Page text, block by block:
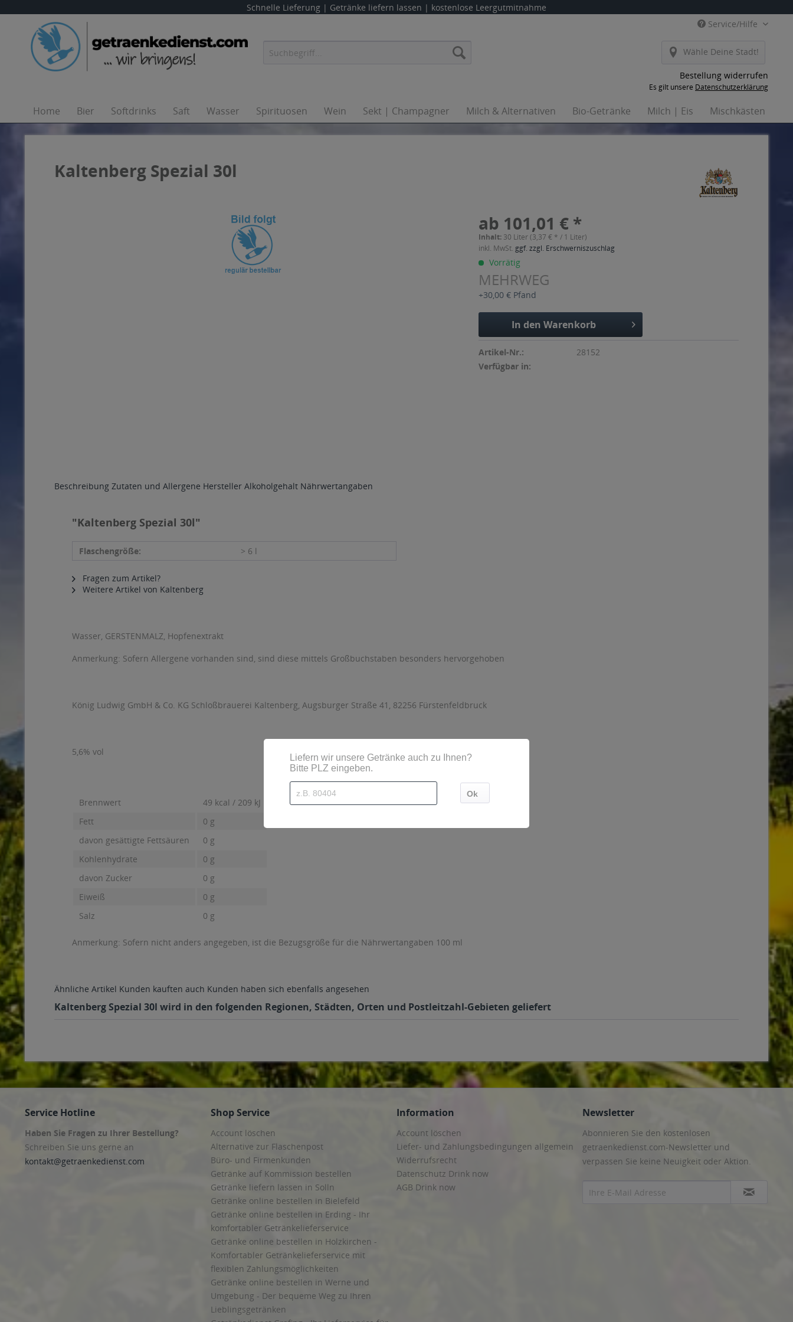
Schnelle Lieferung | Getränke liefern lassen | kostenlose Leergutmitnahme
Service/Hilfe
Wähle Deine Stadt!
Bestellung widerrufen
Es gilt unsere Datenschutzerklärung
Home Bier Softdrinks Saft Wasser Spirituosen Wein Sekt | Champagner Milch & Alternativen Bio-Getränke Milch | Eis Mischkästen
Kaltenberg Spezial 30l
ab 101,01 € *
Inhalt: 30 Liter (3,37 € * / 1 Liter)
inkl. MwSt. ggf. zzgl. Erschwerniszuschlag
Vorrätig
MEHRWEG
+30,00 € Pfand
In den Warenkorb
Artikel-Nr.:
28152
Verfügbar in:
Beschreibung Zutaten und Allergene Hersteller Alkoholgehalt Nährwertangaben
"Kaltenberg Spezial 30l"
Flaschengröße: > 6 l
Fragen zum Artikel?
Weitere Artikel von Kaltenberg
Wasser, GERSTENMALZ, Hopfenextrakt
Anmerkung: Sofern Allergene vorhanden sind, sind diese mittels Großbuchstaben besonders hervorgehoben
König Ludwig GmbH & Co. KG Schloßbrauerei Kaltenberg, Augsburger Straße 41, 82256 Fürstenfeldbruck
5,6% vol
Brennwert
49 kcal / 209 kJ
Fett
0 g
davon gesättigte Fettsäuren
0 g
Kohlenhydrate
0 g
davon Zucker
0 g
Eiweiß
0 g
Salz
0 g
Anmerkung: Sofern nicht anders angegeben, ist die Bezugsgröße für die Nährwertangaben 100 ml
Ähnliche Artikel Kunden kauften auch Kunden haben sich ebenfalls angesehen
Kaltenberg Spezial 30l wird in den folgenden Regionen, Städten, Orten und Postleitzahl-Gebieten geliefert
Service Hotline
Haben Sie Fragen zu Ihrer Bestellung?
Schreiben Sie uns gerne an
kontakt@getraenkedienst.com
Shop Service
Account löschen
Alternative zur Flaschenpost
Büro- und Firmenkunden
Getränke auf Kommission bestellen
Getränke liefern lassen in Solln
Getränke online bestellen in Bielefeld
Getränke online bestellen in Erding - Ihr
komfortabler Getränkelieferservice
Getränke online bestellen in Holzkirchen -
Komfortabler Getränkelieferservice mit
flexiblen Zahlungsmöglichkeiten
Getränke online bestellen in Werne und
Umgebung - Der bequeme Weg zu Ihren
Lieblingsgetränken
Information
Account löschen
Liefer- und Zahlungsbedingungen allgemein
Widerrufsrecht
Datenschutz Drink now
AGB Drink now
Newsletter
Abonnieren Sie den kostenlosen
getraenkedienst.com-Newsletter und
verpassen Sie keine Neuigkeit oder Aktion.